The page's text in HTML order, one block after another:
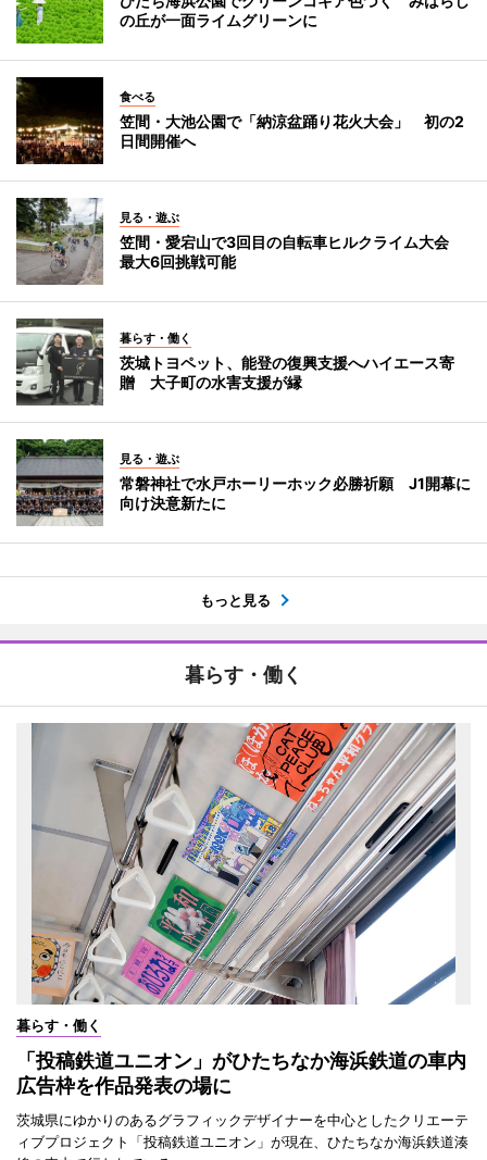
の丘が一面ライムグリーンに
食べる
笠間・大池公園で「納涼盆踊り花火大会」 初の2
日間開催へ
見る・遊ぶ
笠間・愛宕山で3回目の自転車ヒルクライム大会
最大6回挑戦可能
暮らす・働く
茨城トヨペット、能登の復興支援へハイエース寄
贈 大子町の水害支援が縁
見る・遊ぶ
常磐神社で水戸ホーリーホック必勝祈願 J1開幕に
向け決意新たに
もっと見る
暮らす・働く
暮らす・働く
「投稿鉄道ユニオン」がひたちなか海浜鉄道の車内
広告枠を作品発表の場に
茨城県にゆかりのあるグラフィックデザイナーを中心としたクリエーテ
ィブプロジェクト「投稿鉄道ユニオン」が現在、ひたちなか海浜鉄道湊